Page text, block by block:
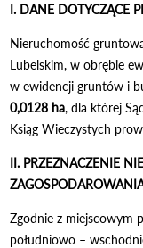
I. DANE DOTYCZĄCE
Nieruchomość
Lubelskim, w obrębie
w ewidencji gruntów i
0,0128 ha, dla której
Ksiąg Wieczystych
II. PRZEZNACZENIE
Zgodnie z miejscowym
południowo –